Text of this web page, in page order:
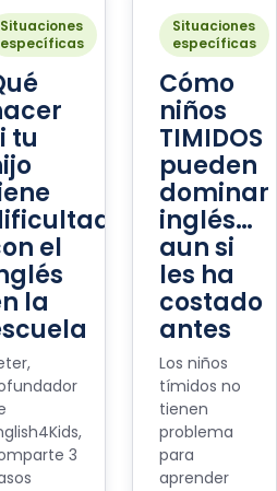
Situaciones
específicas
tu
el
la
3
Situaciones
específicas
Cómo
niños
TIMIDOS
pueden
dominar
inglés…
aun si
les ha
costado
antes
Los niños
tímidos no
tienen
problema
para
aprender